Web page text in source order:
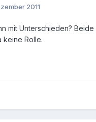
2011
mit Unterschieden?
keine Rolle.